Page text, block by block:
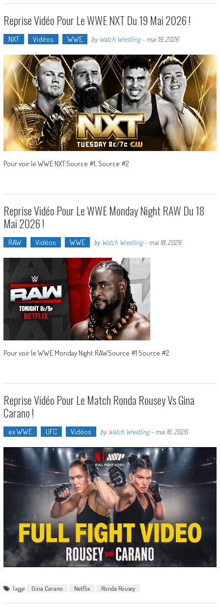
Reprise Vidéo Pour Le WWE NXT Du 19 Mai 2026 !
NXT Vidéos WWE by Watch Wrestling- mai 19, 2026
Pour voir le WWE NXT:Source #1, Source #2
Reprise Vidéo Pour Le WWE Monday Night RAW Du 18
Mai 2026 !
RAW Vidéos WWE by Watch Wrestling- mai 18, 2026
Pour voir le WWE Monday Night RAWSource #1 Source #2
Reprise Vidéo Pour Le Match Ronda Rousey Vs Gina
Carano !
ex WWE UFC Vidéos by Watch Wrestling- mai 16, 2026
Taggé Gina Carano Netflix Ronda Rousey